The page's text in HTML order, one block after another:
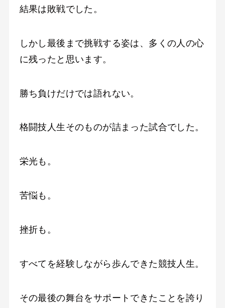
結果は敗戦でした。
しかし最後まで挑戦する姿は、多くの人の心
に残ったと思います。
勝ち負けだけでは語れない。
格闘技人生そのものが詰まった試合でした。
栄光も。
苦悩も。
挫折も。
すべてを経験しながら歩んできた競技人生。
その最後の舞台をサポートできたことを誇り